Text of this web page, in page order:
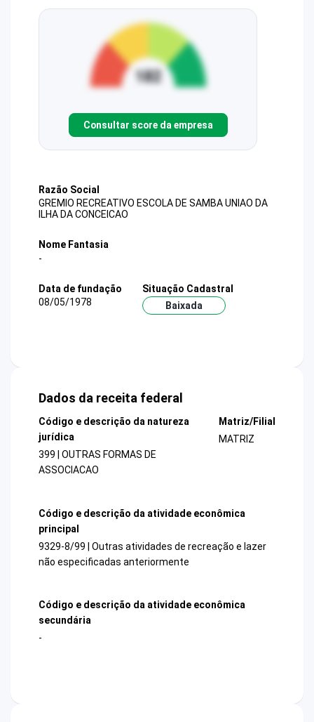
Consultar score da empresa
Razão Social
GREMIO RECREATIVO ESCOLA DE SAMBA UNIAO DA
ILHA DA CONCEICAO
Nome Fantasia
-
Data de fundação
08/05/1978
Situação Cadastral
Baixada
Dados da receita federal
Código e descrição da natureza
jurídica
399 | OUTRAS FORMAS DE
ASSOCIACAO
Matriz/Filial
MATRIZ
Código e descrição da atividade econômica
principal
9329-8/99 | Outras atividades de recreação e lazer
não especificadas anteriormente
Código e descrição da atividade econômica
secundária
-